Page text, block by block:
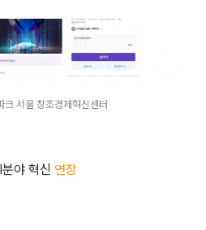
크 서울 창조경제혁신센터
야 혁신 연장